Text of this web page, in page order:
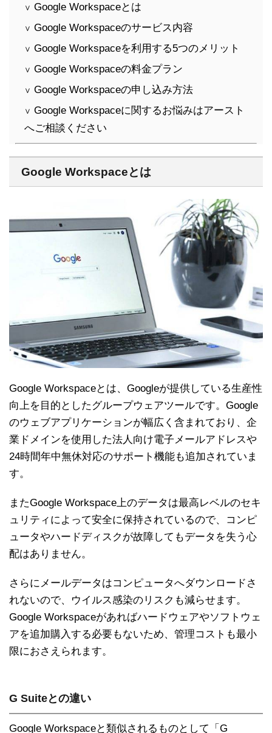
∨ Google Workspaceとは
∨ Google Workspaceのサービス内容
∨ Google Workspaceを利用する5つのメリット
∨ Google Workspaceの料金プラン
∨ Google Workspaceの申し込み方法
∨ Google Workspaceに関するお悩みはアースト
へご相談ください
Google Workspaceとは
Google Workspaceとは、Googleが提供している生産性
向上を目的としたグループウェアツールです。Google
のウェブアプリケーションが幅広く含まれており、企
業ドメインを使用した法人向け電子メールアドレスや
24時間年中無休対応のサポート機能も追加されていま
す。
またGoogle Workspace上のデータは最高レベルのセキ
ュリティによって安全に保持されているので、コンピ
ュータやハードディスクが故障してもデータを失う心
配はありません。
さらにメールデータはコンピュータへダウンロードさ
れないので、ウイルス感染のリスクも減らせます。
Google Workspaceがあればハードウェアやソフトウェ
アを追加購入する必要もないため、管理コストも最小
限におさえられます。
G Suiteとの違い
Google Workspaceと類似されるものとして「G